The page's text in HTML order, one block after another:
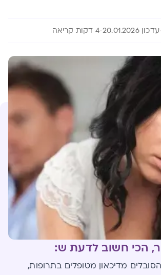
עדכון 20.01.2026 4 דקות קריאה
הכי חשוב לדעת ש:
מדיכאון מטופלים בתרופות,